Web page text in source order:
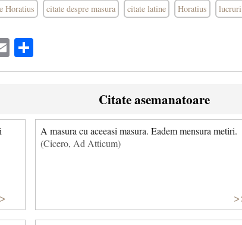
Horatius citate despre masura citate latine Horatius lucruri
Email
Citate asemanatoare
A masura cu aceeasi masura. Eadem mensura metiri.
(Cicero, Ad Atticum)